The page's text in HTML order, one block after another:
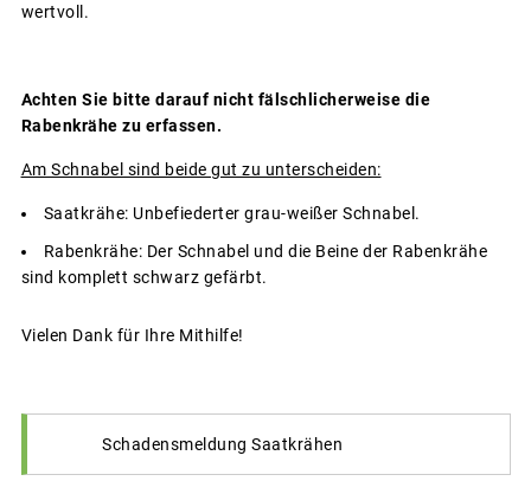
wertvoll.
Achten Sie bitte darauf nicht fälschlicherweise die
Rabenkrähe zu erfassen.
Am Schnabel sind beide gut zu unterscheiden:
Saatkrähe: Unbefiederter grau-weißer Schnabel.
Rabenkrähe: Der Schnabel und die Beine der Rabenkrähe
sind komplett schwarz gefärbt.
Vielen Dank für Ihre Mithilfe!
Schadensmeldung Saatkrähen